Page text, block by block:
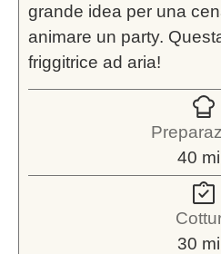
grande idea per una
animare un party.
friggitrice ad aria!
40
30